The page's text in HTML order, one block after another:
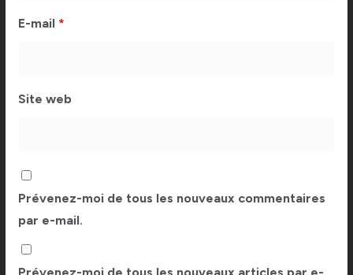
E-mail *
Site web
Prévenez-moi de tous les nouveaux commentaires
par e-mail.
Prévenez-moi de tous les nouveaux articles par e-